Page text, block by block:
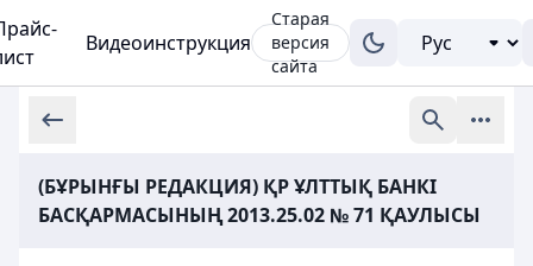
Видеоинструкция
Старая
версия
сайта
(БҰРЫНҒЫ РЕДАКЦИЯ) ҚР ҰЛТТЫҚ БАНКІ
БАСҚАРМАСЫНЫҢ 2013.25.02 № 71 ҚАУЛЫСЫ